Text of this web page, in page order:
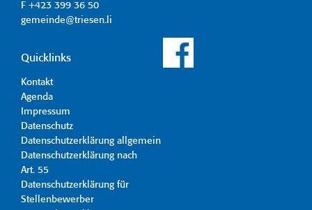
F +423 399 36 50
gemeinde@triesen.li
Quicklinks
Kontakt
Agenda
Impressum
Datenschutz
Datenschutzerklärung allgemein
Datenschutzerklärung nach
Art. 55
Datenschutzerklärung für
Stellenbewerber